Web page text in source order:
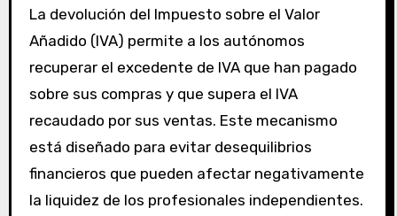
La devolución del Impuesto sobre el Valor
Añadido (IVA) permite a los autónomos
recuperar el excedente de IVA que han pagado
sobre sus compras y que supera el IVA
recaudado por sus ventas. Este mecanismo
está diseñado para evitar desequilibrios
financieros que pueden afectar negativamente
la liquidez de los profesionales independientes.